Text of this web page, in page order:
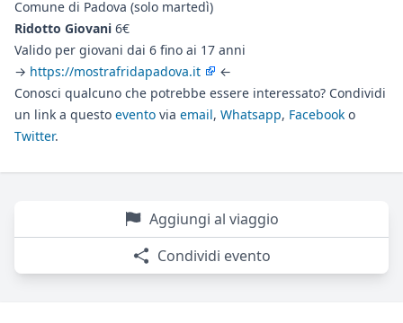
Comune di Padova (solo martedì)
Ridotto Giovani 6€
Valido per giovani dai 6 fino ai 17 anni
→ https://mostrafridapadova.it
←
Conosci qualcuno che potrebbe essere interessato? Condividi
un link a questo evento via email, Whatsapp, Facebook o
Twitter.
Aggiungi al viaggio
Condividi evento